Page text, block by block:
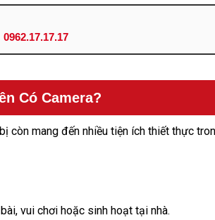
0962.17.17.17
Có Camera?
còn mang đến nhiều tiện ích thiết thực
vui chơi hoặc sinh hoạt tại nhà.